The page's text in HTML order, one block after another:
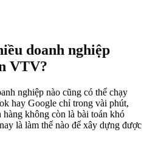
doanh nghiệp
VTV?
nghiệp nào cũng có thể chạy
hay Google chỉ trong vài phút,
không còn là bài toán khó
là làm thế nào để xây dựng được